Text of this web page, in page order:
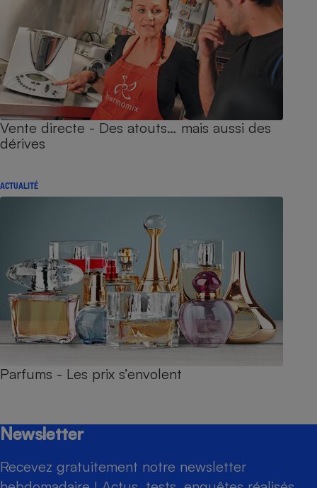
Vente directe - Des atouts… mais aussi des
dérives
ACTUALITÉ
Parfums - Les prix s’envolent
Newsletter
Recevez gratuitement notre newsletter